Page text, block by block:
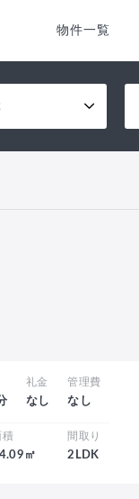
物件一覧
礼金
なし
管理費
なし
積
㎡
間取り
2LDK